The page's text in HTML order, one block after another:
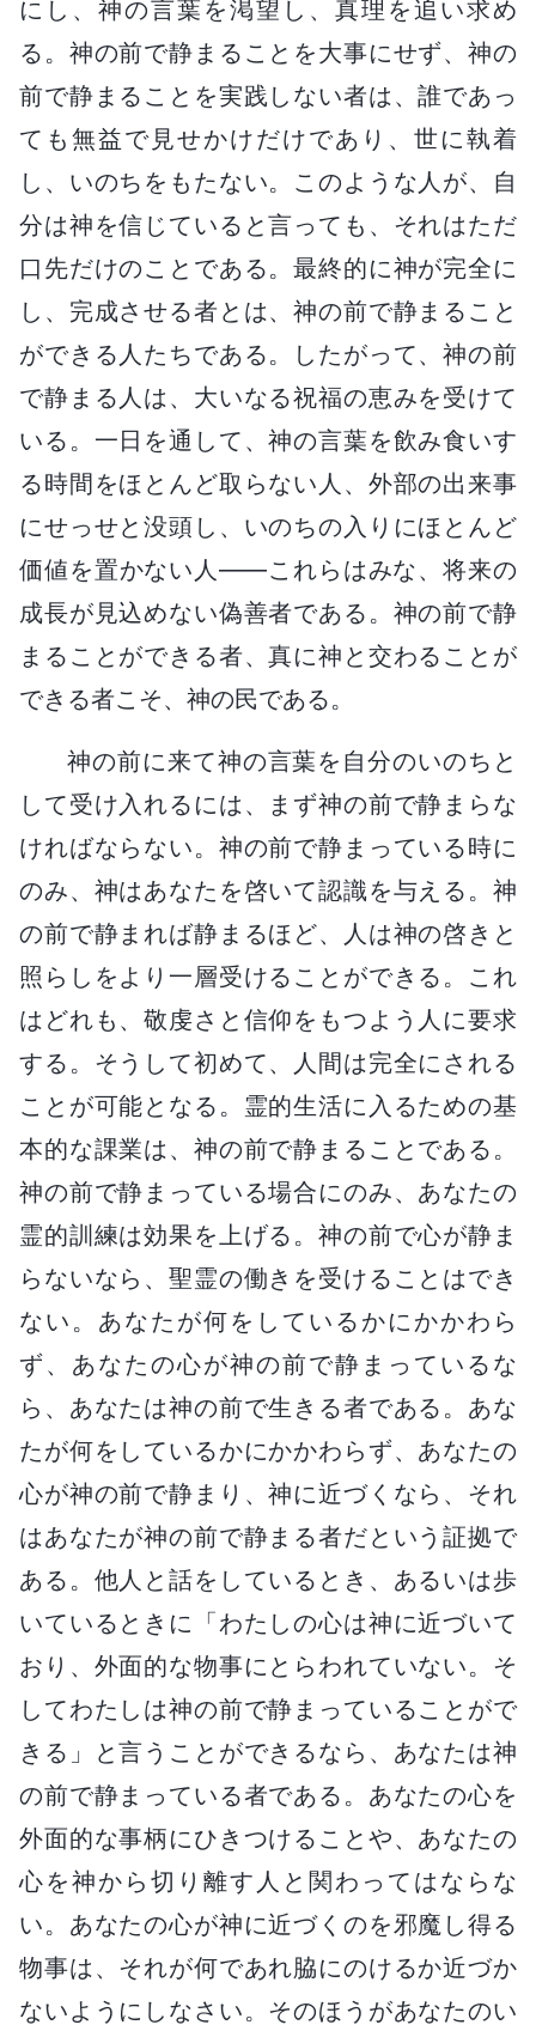
にし、神の言葉を渇望し、真理を追い求め
る。神の前で静まることを大事にせず、神の
前で静まることを実践しない者は、誰であっ
ても無益で見せかけだけであり、世に執着
し、いのちをもたない。このような人が、自
分は神を信じていると言っても、それはただ
口先だけのことである。最終的に神が完全に
し、完成させる者とは、神の前で静まること
ができる人たちである。したがって、神の前
で静まる人は、大いなる祝福の恵みを受けて
いる。一日を通して、神の言葉を飲み食いす
る時間をほとんど取らない人、外部の出来事
にせっせと没頭し、いのちの入りにほとんど
価値を置かない人――これらはみな、将来の
成長が見込めない偽善者である。神の前で静
まることができる者、真に神と交わることが
できる者こそ、神の民である。
神の前に来て神の言葉を自分のいのちと
して受け入れるには、まず神の前で静まらな
ければならない。神の前で静まっている時に
のみ、神はあなたを啓いて認識を与える。神
の前で静まれば静まるほど、人は神の啓きと
照らしをより一層受けることができる。これ
はどれも、敬虔さと信仰をもつよう人に要求
する。そうして初めて、人間は完全にされる
ことが可能となる。霊的生活に入るための基
本的な課業は、神の前で静まることである。
神の前で静まっている場合にのみ、あなたの
霊的訓練は効果を上げる。神の前で心が静ま
らないなら、聖霊の働きを受けることはでき
ない。あなたが何をしているかにかかわら
ず、あなたの心が神の前で静まっているな
ら、あなたは神の前で生きる者である。あな
たが何をしているかにかかわらず、あなたの
心が神の前で静まり、神に近づくなら、それ
はあなたが神の前で静まる者だという証拠で
ある。他人と話をしているとき、あるいは歩
いているときに「わたしの心は神に近づいて
おり、外面的な物事にとらわれていない。そ
してわたしは神の前で静まっていることがで
きる」と言うことができるなら、あなたは神
の前で静まっている者である。あなたの心を
外面的な事柄にひきつけることや、あなたの
心を神から切り離す人と関わってはならな
い。あなたの心が神に近づくのを邪魔し得る
物事は、それが何であれ脇にのけるか近づか
ないようにしなさい。そのほうがあなたのい